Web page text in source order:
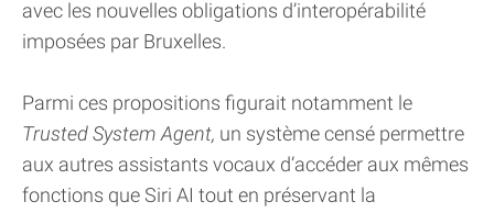
avec les nouvelles obligations d’interopérabilité
imposées par Bruxelles.
Parmi ces propositions figurait notamment le
Trusted System Agent, un système censé permettre
aux autres assistants vocaux d’accéder aux mêmes
fonctions que Siri AI tout en préservant la